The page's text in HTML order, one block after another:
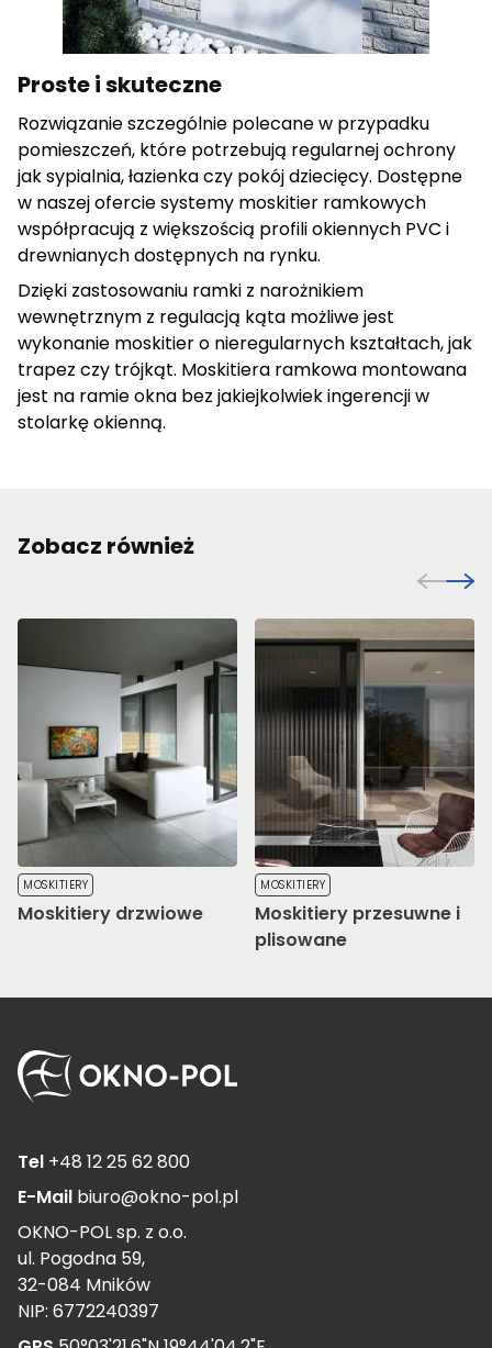
cenne dla wydawców i reklamodawców strony trzeciej.
Nieklasyfikowane
Nieklasyfikowane pliki cookie, to pliki, które są w procesie
klasyfikowania, wraz z dostawcami poszczególnych
ciasteczek.
Odrzuć wszystkie
Zapisz moje preferencje
Akceptuj wszystkie
Proste i skuteczne
Rozwiązanie szczególnie polecane w przypadku
pomieszczeń, które potrzebują regularnej ochrony
jak sypialnia, łazienka czy pokój dziecięcy. Dostępne
w naszej ofercie systemy moskitier ramkowych
współpracują z większością profili okiennych PVC i
drewnianych dostępnych na rynku.
Dzięki zastosowaniu ramki z narożnikiem
wewnętrznym z regulacją kąta możliwe jest
wykonanie moskitier o nieregularnych kształtach, jak
trapez czy trójkąt. Moskitiera ramkowa montowana
jest na ramie okna bez jakiejkolwiek ingerencji w
stolarkę okienną.
Zobacz również
MOSKITIERY
Moskitiery drzwiowe
MOSKITIERY
Moskitiery przesuwne i
plisowane
Tel +48 12 25 62 800
E-Mail biuro@okno-pol.pl
OKNO-POL sp. z o.o.
ul. Pogodna 59,
32-084 Mników
NIP: 6772240397